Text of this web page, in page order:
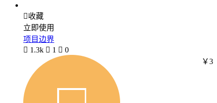
收藏
立即使用
项目边界
 1.3k  1  0
￥3